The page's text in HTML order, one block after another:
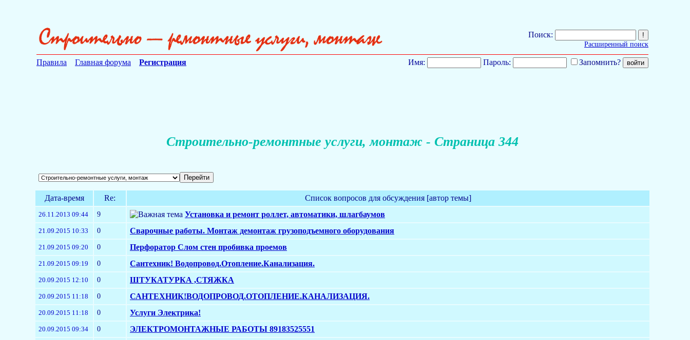
Поиск:
Расширенный поиск
Правила Главная форума Регистрация Имя: Пароль: Запомнить?
Строительно-ремонтные услуги, монтаж - Страница 344
Дата-время Re: Список вопросов для обсуждения [автор темы]
26.11.2013 09:44 9 Установка и ремонт роллет, автоматики, шлагбаумов
21.09.2015 10:33 0 Сварочные работы. Монтаж демонтаж грузоподъемного оборудования
21.09.2015 09:20 0 Перфоратор Слом стен пробивка проемов
21.09.2015 09:19 0 Cантехник! Водопровод.Отопление.Канализация.
20.09.2015 12:10 0 ШТУКАТУРКА ,СТЯЖКА
20.09.2015 11:18 0 САНТЕХНИК!ВОДОПРОВОД.ОТОПЛЕНИЕ.КАНАЛИЗАЦИЯ.
20.09.2015 11:18 0 Услуги Электрика!
20.09.2015 09:34 0 ЭЛЕКТРОМОНТАЖНЫЕ РАБОТЫ 89183525551